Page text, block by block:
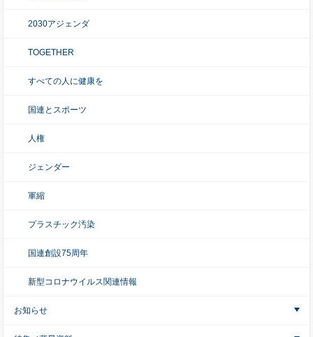
2030アジェンダ
TOGETHER
すべての人に健康を
国連とスポーツ
人権
ジェンダー
軍縮
プラスチック汚染
国連創設75周年
新型コロナウイルス関連情報
お知らせ